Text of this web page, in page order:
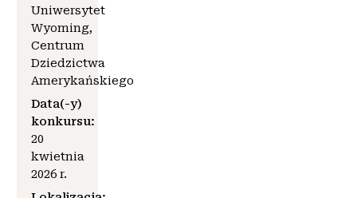
Uniwersytet
Wyoming,
Centrum
Dziedzictwa
Amerykańskiego
Data(-y)
konkursu:
20
kwietnia
2026 r.